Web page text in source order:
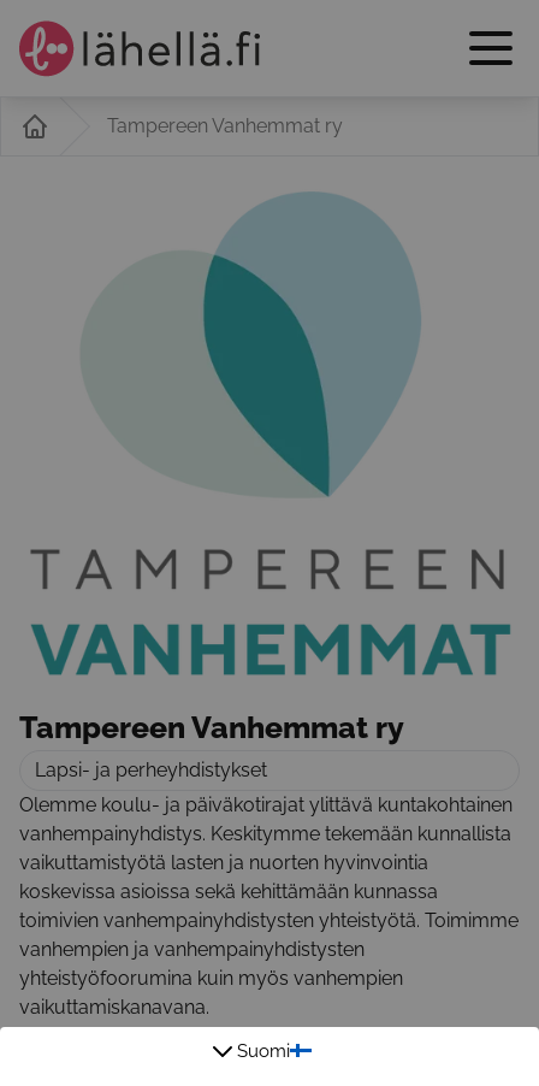
Tampereen Vanhemmat ry
Tampereen Vanhemmat ry
Lapsi- ja perheyhdistykset
Olemme koulu- ja päiväkotirajat ylittävä kuntakohtainen
vanhempainyhdistys. Keskitymme tekemään kunnallista
vaikuttamistyötä lasten ja nuorten hyvinvointia
koskevissa asioissa sekä kehittämään kunnassa
toimivien vanhempainyhdistysten yhteistyötä. Toimimme
vanhempien ja vanhempainyhdistysten
yhteistyöfoorumina kuin myös vanhempien
vaikuttamiskanavana.
Suomi